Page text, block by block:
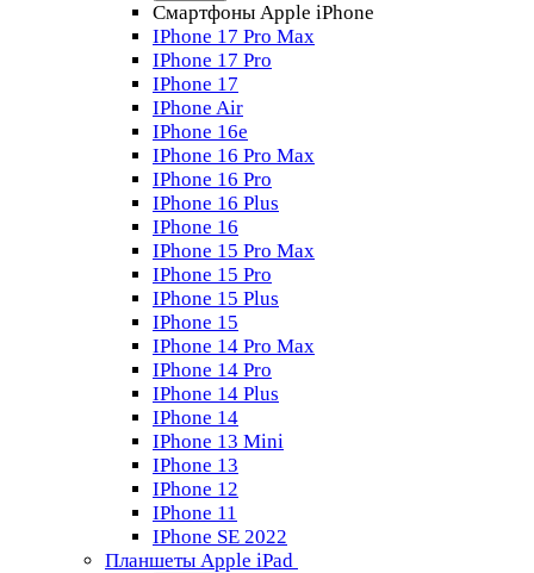
Смартфоны Apple iPhone
IPhone 17 Pro Max
IPhone 17 Pro
IPhone 17
IPhone Air
IPhone 16e
IPhone 16 Pro Max
IPhone 16 Pro
IPhone 16 Plus
IPhone 16
IPhone 15 Pro Max
IPhone 15 Pro
IPhone 15 Plus
IPhone 15
IPhone 14 Pro Max
IPhone 14 Pro
IPhone 14 Plus
IPhone 14
IPhone 13 Mini
IPhone 13
IPhone 12
IPhone 11
IPhone SE 2022
Планшеты Apple iPad